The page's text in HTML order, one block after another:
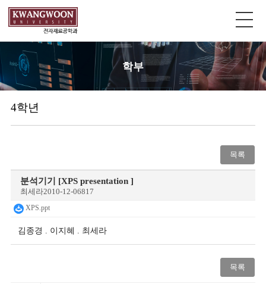
학부
4학년
목록
분석기기 [XPS presentation ]
최세라2010-12-06817
XPS.ppt
김종경 . 이지혜 . 최세라
목록